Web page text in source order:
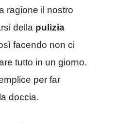
ragione il nostro
della pulizia
facendo non ci
tutto in un giorno.
per far
doccia.